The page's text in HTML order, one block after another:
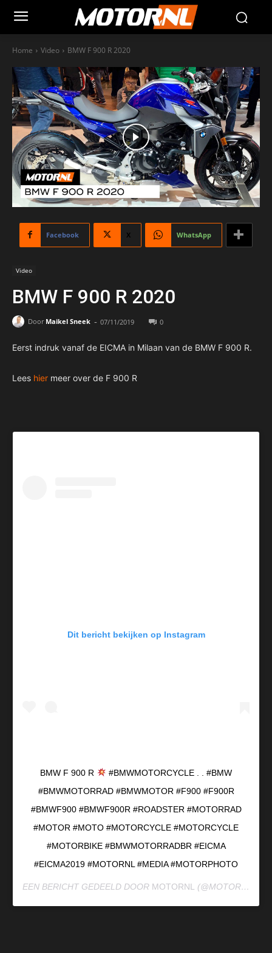
Home Video BMW F 900 R 2020
Facebook X WhatsApp
Video
BMW F 900 R 2020
Door Maikel Sneek - 07/11/2019 0
Eerst indruk vanaf de EICMA in Milaan van de BMW F 900 R.
Lees hier meer over de F 900 R
Dit bericht bekijken op Instagram
BMW F 900 R
#BMWMOTORCYCLE . . #BMW
#BMWMOTORRAD #BMWMOTOR #F900 #F900R
#BMWF900 #BMWF900R #ROADSTER #MOTORRAD
#MOTOR #MOTO #MOTORCYCLE #MOTORCYCLE
#MOTORBIKE #BMWMOTORRADBR #EICMA
#EICMA2019 #MOTORNL #MEDIA #MOTORPHOTO
EEN BERICHT GEDEELD DOOR MOTORNL (@MOTORNL_) OP